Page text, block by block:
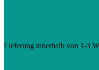
Lieferung innerhalb von 1-3